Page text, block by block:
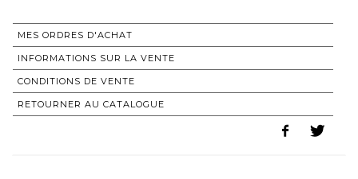
MES ORDRES D'ACHAT
INFORMATIONS SUR LA VENTE
CONDITIONS DE VENTE
RETOURNER AU CATALOGUE